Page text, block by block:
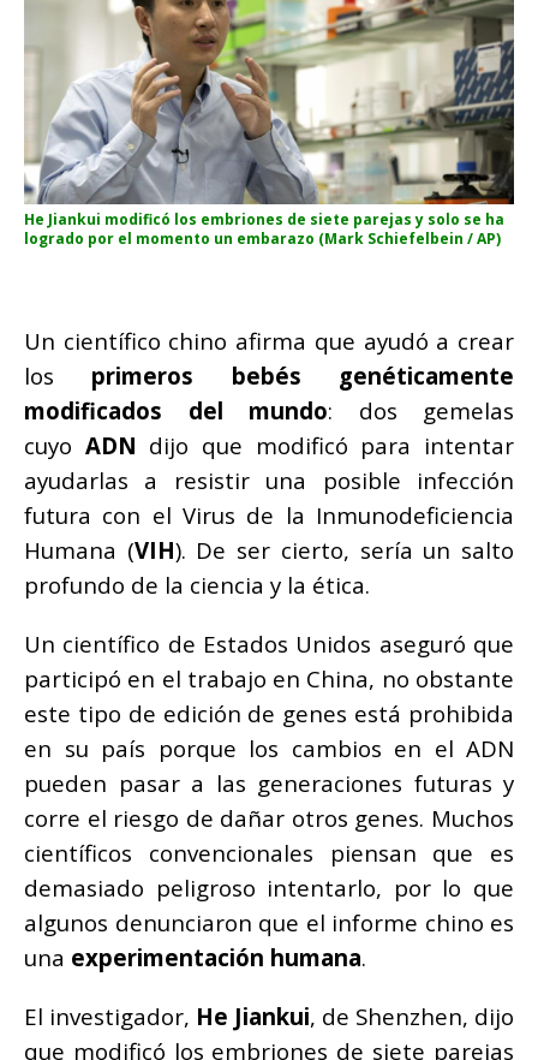
He Jiankui modificó los embriones de siete parejas y solo se ha
logrado por el momento un embarazo (Mark Schiefelbein / AP)
Un científico chino afirma que ayudó a crear
los primeros bebés genéticamente
modificados del mundo: dos gemelas
cuyo ADN dijo que modificó para intentar
ayudarlas a resistir una posible infección
futura con el Virus de la Inmunodeficiencia
Humana (VIH). De ser cierto, sería un salto
profundo de la ciencia y la ética.
Un científico de Estados Unidos aseguró que
participó en el trabajo en China, no obstante
este tipo de edición de genes está prohibida
en su país porque los cambios en el ADN
pueden pasar a las generaciones futuras y
corre el riesgo de dañar otros genes. Muchos
científicos convencionales piensan que es
demasiado peligroso intentarlo, por lo que
algunos denunciaron que el informe chino es
una experimentación humana.
El investigador, He Jiankui, de Shenzhen, dijo
que modificó los embriones de siete parejas